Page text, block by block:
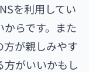
を利用してい
らです。また
が親しみやす
がいいかもし